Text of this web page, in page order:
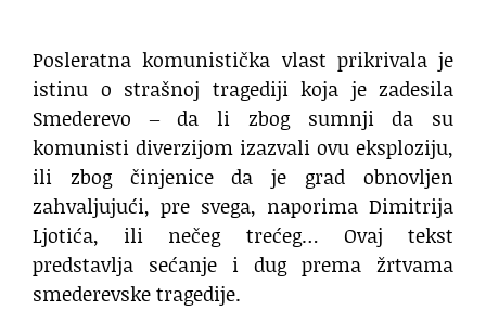
Posleratna komunistička vlast prikrivala je
istinu o strašnoj tragediji koja je zadesila
Smederevo ‒ da li zbog sumnji da su
komunisti diverzijom izazvali ovu eksploziju,
ili zbog činjenice da je grad obnovljen
zahvaljujući, pre svega, naporima Dimitrija
Ljotića, ili nečeg trećeg… Ovaj tekst
predstavlja sećanje i dug prema žrtvama
smederevske tragedije.